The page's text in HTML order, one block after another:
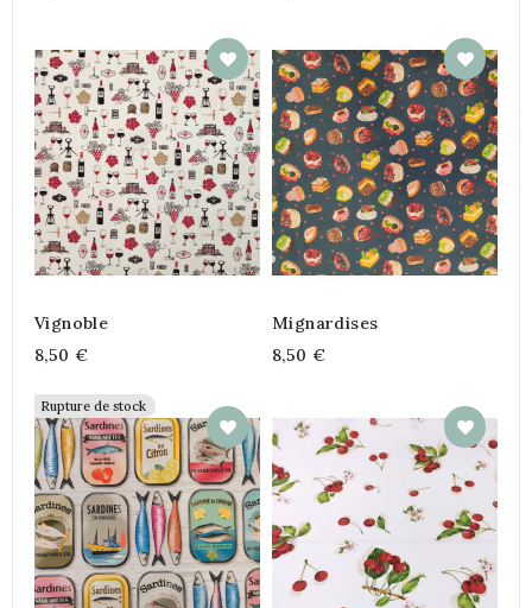
Vignoble
8,50 €
Mignardises
8,50 €
Rupture de stock